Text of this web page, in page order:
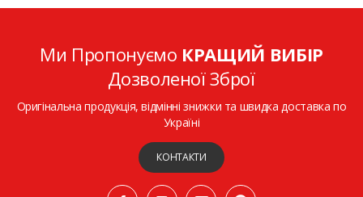
Ми Пропонуємо КРАЩИЙ ВИБІР
Дозволеної Зброї
Оригінальна продукція, відмінні знижки та швидка доставка по
Україні
КОНТАКТИ